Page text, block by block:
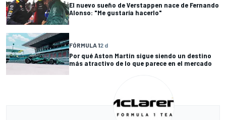
El nuevo sueño de Verstappen nace de Fernando
Alonso: "Me gustaría hacerlo"
FÓRMULA 12 d
Por qué Aston Martin sigue siendo un destino
más atractivo de lo que parece en el mercado